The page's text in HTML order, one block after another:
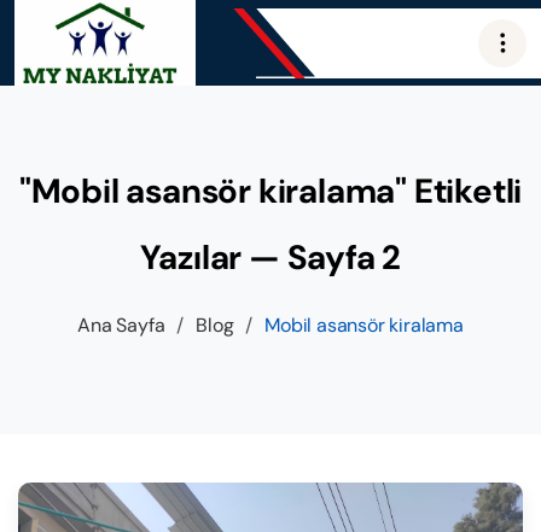
"Mobil asansör kiralama" Etiketli
Yazılar — Sayfa 2
Ana Sayfa / Blog / Mobil asansör kiralama